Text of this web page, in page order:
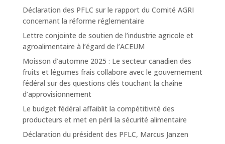
Déclaration des PFLC sur le rapport du Comité AGRI
concernant la réforme réglementaire
Lettre conjointe de soutien de l’industrie agricole et
agroalimentaire à l’égard de l’ACEUM
Moisson d’automne 2025 : Le secteur canadien des
fruits et légumes frais collabore avec le gouvernement
fédéral sur des questions clés touchant la chaîne
d’approvisionnement
Le budget fédéral affaiblit la compétitivité des
producteurs et met en péril la sécurité alimentaire
Déclaration du président des PFLC, Marcus Janzen